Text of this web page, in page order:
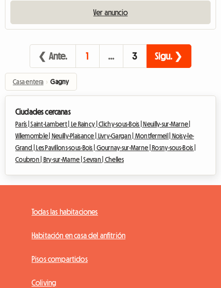
Ver anuncio
❮ Ante. 1 … 3 Sigu. ❯
Casa entera › Gagny
Ciudades cercanas
París |Saint-Lambert | Le Raincy |Clichy-sous-Bois | Neuilly-sur-Marne |
Villemomble | Neuilly-Plaisance | Livry-Gargan | Montfermeil | Noisy-le-
Grand |
Les Pavillons-sous-Bois | Gournay-sur-Marne |
Rosny-sous-Bois |
Coubron |
Bry-sur-Marne |Sevran | Chelles
Todas las habitaciones
Habitación en casa del anfitrión
Pisos compartidos
Coliving